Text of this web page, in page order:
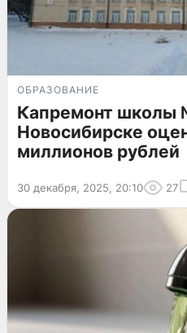
ОБРАЗОВАНИЕ
Капремонт школы
Новосибирске
миллионов рублей
30 декабря, 2025, 20:10 27